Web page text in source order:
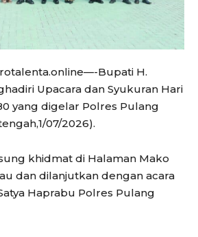
Bupati H.
Upacara dan Syukuran Hari
yang digelar Polres Pulang
07/2026).
khidmat di Halaman Mako
dan dilanjutkan dengan acara
Haprabu Polres Pulang